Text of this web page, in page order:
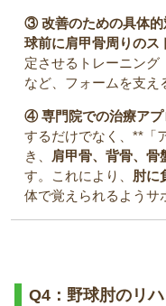
③ 改善のための具体的
球前に肩甲骨周りのス
定させるトレーニング
など、フォームを支え
④ 専門院での治療アプ
するだけでなく、**「
き、
肩甲骨、背骨、骨
す。これにより、 肘に
体で覚えられるようサ
Q4：野球肘のリ